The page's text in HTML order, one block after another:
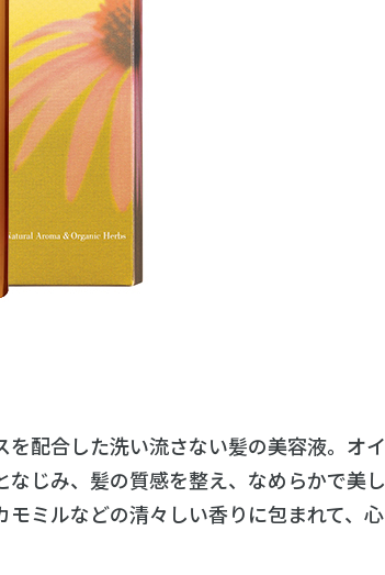
配合した洗い流さない髪の美容液。オイ
じみ、髪の質感を整え、なめらかで美し
ミルなどの清々しい香りに包まれて、心